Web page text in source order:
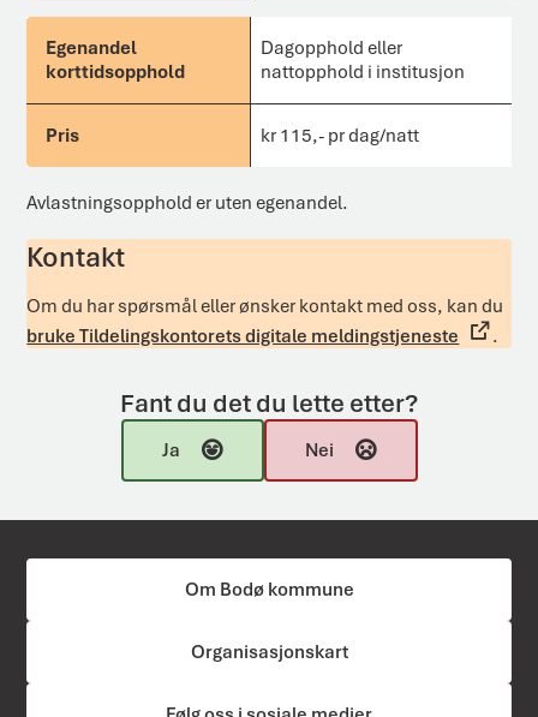
Dagopphold eller
nattopphold i institusjon
kr 115,- pr dag/natt
Avlastningsopphold er uten egenandel.
Kontakt
Om du har spørsmål eller ønsker kontakt med oss, kan du
bruke Tildelingskontorets digitale meldingstjeneste
.
Fant du det du lette etter?
Ja Nei
Om Bodø kommune
Organisasjonskart